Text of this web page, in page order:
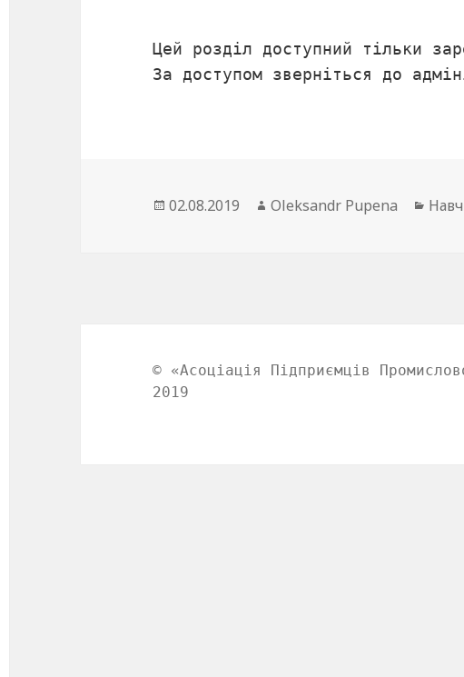
Цей розділ доступний тільки
За доступом зверніться до
Опубліковано
02.08.2019 Автор
Oleksandr Pupena
© «Асоціація Підприємців
2019